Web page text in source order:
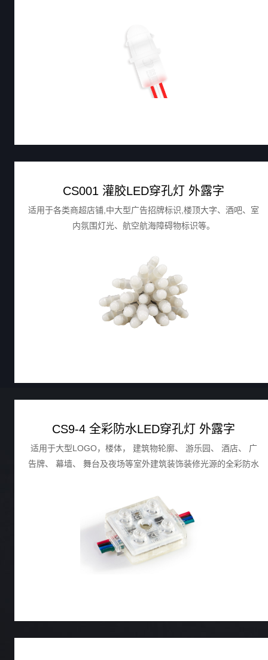
CS001 灌胶LED穿孔灯 外露字
适用于各类商超店铺,中大型广告招牌标识,楼顶大字、酒吧、室
内氛围灯光、航空航海障碍物标识等。
CS9-4 全彩防水LED穿孔灯 外露字
适用于大型LOGO，楼体， 建筑物轮廓、 游乐园、 酒店、 广
告牌、 幕墙、 舞台及夜场等室外建筑装饰装修光源的全彩防水